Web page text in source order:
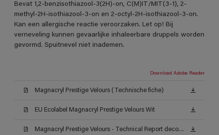
Bevat 1,2-benzisothiazool-3(2H)-on, C(M)IT/MIT(3-1), 2-
methyl-2H-isothiazool-3-on en 2-octyl-2H-isothiazool-3-on.
Kan een allergische reactie veroorzaken. Let op! Bij
verneveling kunnen gevaarlijke inhaleerbare druppels worden
gevormd. Spuitnevel niet inademen.
Download Adobe Reader
Magnacryl Prestige Velours (Technische fiche)
EU Ecolabel Magnacryl Prestige Velours Wit
Magnacryl Prestige Velours - Technical Report decontamineerbaarheid (Certificat)